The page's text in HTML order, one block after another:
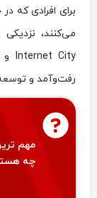
برای افرادی که در
رفت‌وآمد و
مهم
چه